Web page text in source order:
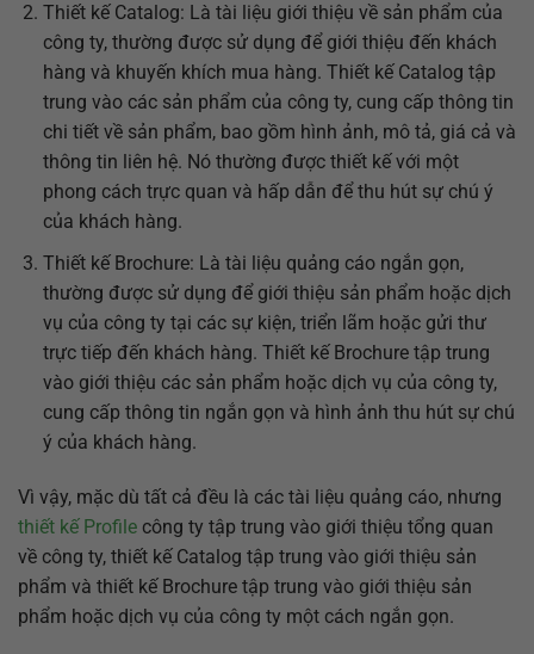
Thiết kế Catalog: Là tài liệu giới thiệu về sản phẩm của
công ty, thường được sử dụng để giới thiệu đến khách
hàng và khuyến khích mua hàng. Thiết kế Catalog tập
trung vào các sản phẩm của công ty, cung cấp thông tin
chi tiết về sản phẩm, bao gồm hình ảnh, mô tả, giá cả và
thông tin liên hệ. Nó thường được thiết kế với một
phong cách trực quan và hấp dẫn để thu hút sự chú ý
của khách hàng.
Thiết kế Brochure: Là tài liệu quảng cáo ngắn gọn,
thường được sử dụng để giới thiệu sản phẩm hoặc dịch
vụ của công ty tại các sự kiện, triển lãm hoặc gửi thư
trực tiếp đến khách hàng. Thiết kế Brochure tập trung
vào giới thiệu các sản phẩm hoặc dịch vụ của công ty,
cung cấp thông tin ngắn gọn và hình ảnh thu hút sự chú
ý của khách hàng.
Vì vậy, mặc dù tất cả đều là các tài liệu quảng cáo, nhưng
thiết kế Profile công ty tập trung vào giới thiệu tổng quan
về công ty, thiết kế Catalog tập trung vào giới thiệu sản
phẩm và thiết kế Brochure tập trung vào giới thiệu sản
phẩm hoặc dịch vụ của công ty một cách ngắn gọn.